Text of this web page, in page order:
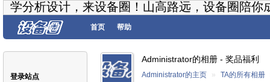
学分析设计，来设备圈！山高路远，设备圈陪你
首页 帮助
登录站点
Administrator的相册 - 奖品福利
Administrator的主页 » TA的所有相册